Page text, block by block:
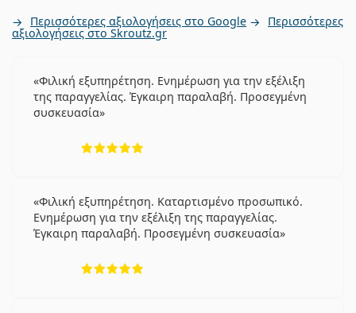
Περισσότερες αξιολογήσεις στο Google Περισσότερες
αξιολογήσεις στο Skroutz.gr
Φιλική εξυπηρέτηση. Ενημέρωση για την εξέλιξη
της παραγγελίας. Έγκαιρη παραλαβή. Προσεγμένη
συσκευασία
Φιλική εξυπηρέτηση. Καταρτισμένο προσωπικό.
Ενημέρωση για την εξέλιξη της παραγγελίας.
Έγκαιρη παραλαβή. Προσεγμένη συσκευασία